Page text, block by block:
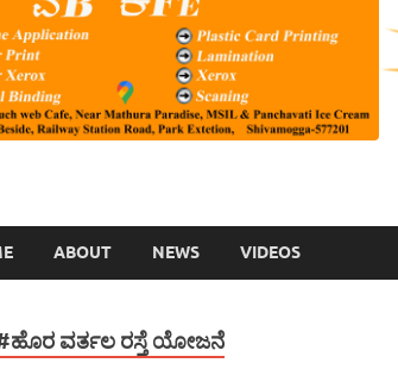
ABOUT NEWS VIDEOS
ವರ್ತಲ ರಸ್ತೆ ಯೋಜನೆ